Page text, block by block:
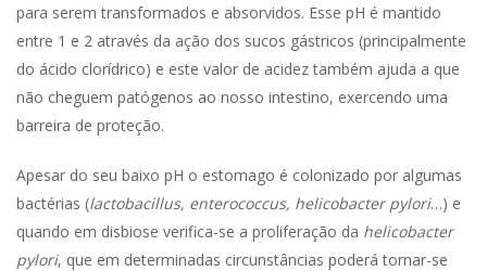
para serem transformados e absorvidos. Esse pH é mantido
entre 1 e 2 através da ação dos sucos gástricos (principalmente
do ácido clorídrico) e este valor de acidez também ajuda a que
não cheguem patógenos ao nosso intestino, exercendo uma
barreira de proteção.
Apesar do seu baixo pH o estomago é colonizado por algumas
bactérias (lactobacillus, enterococcus, helicobacter pylori…) e
quando em disbiose verifica-se a proliferação da helicobacter
pylori, que em determinadas circunstâncias poderá tornar-se